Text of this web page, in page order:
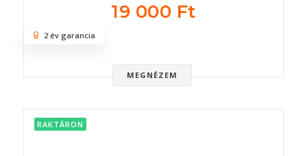
19 000 Ft
MEGNÉZEM
2 év garancia
RAKTÁRON